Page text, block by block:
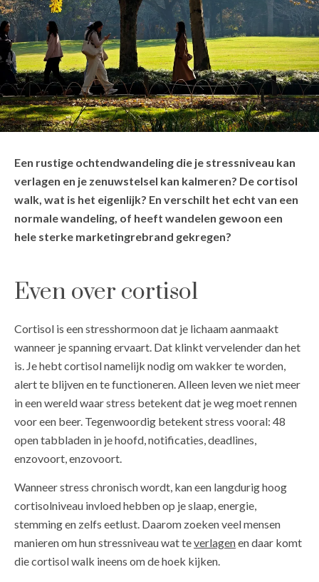
Een rustige ochtendwandeling die je stressniveau kan
verlagen en je zenuwstelsel kan kalmeren? De cortisol
walk, wat is het eigenlijk? En verschilt het echt van een
normale wandeling, of heeft wandelen gewoon een
hele sterke marketingrebrand gekregen?
Even over cortisol
Cortisol is een stresshormoon dat je lichaam aanmaakt
wanneer je spanning ervaart. Dat klinkt vervelender dan het
is. Je hebt cortisol namelijk nodig om wakker te worden,
alert te blijven en te functioneren. Alleen leven we niet meer
in een wereld waar stress betekent dat je weg moet rennen
voor een beer. Tegenwoordig betekent stress vooral: 48
open tabbladen in je hoofd, notificaties, deadlines,
enzovoort, enzovoort.
Wanneer stress chronisch wordt, kan een langdurig hoog
cortisolniveau invloed hebben op je slaap, energie,
stemming en zelfs eetlust. Daarom zoeken veel mensen
manieren om hun stressniveau wat teverlagenen daar komt
die cortisol walk ineens om de hoek kijken.